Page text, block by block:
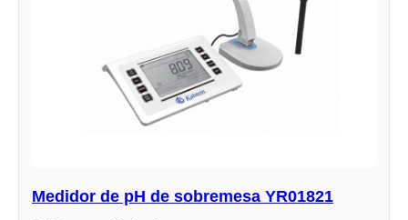
Medidor de pH de sobremesa YR01821